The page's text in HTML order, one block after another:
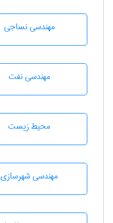
مهندسي نساجی
مهندسی نفت
محيط زيست
مهندسی شهرسازی